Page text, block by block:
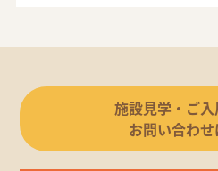
施設見学・ご
お問い合わ